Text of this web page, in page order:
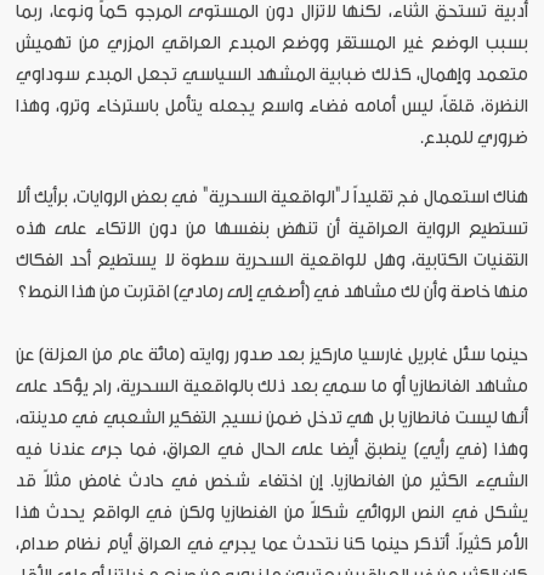
أدبية تستحق الثناء، لكنها لاتزال دون المستوى المرجو كمّاً ونوعا، ربما
بسبب الوضع غير المستقر ووضع المبدع العراقي المزري من تهميش
متعمد وإهمال، كذلك ضبابية المشهد السياسي تجعل المبدع سوداوي
النظرة، قلقاً، ليس أمامه فضاء واسع يجعله يتأمل باسترخاء وترو، وهذا
ضروري للمبدع.
هناك استعمال فج تقليداً لـ"الواقعية السحرية" في بعض الروايات، برأيك ألا
تستطيع الرواية العراقية أن تنهض بنفسها من دون الاتكاء على هذه
التقنيات الكتابية، وهل للواقعية السحرية سطوة لا يستطيع أحد الفكاك
منها خاصة وأن لك مشاهد في (أصغي إلى رمادي) اقتربت من هذا النمط؟
حينما سئل غابريل غارسيا ماركيز بعد صدور روايته (مائة عام من العزلة) عن
مشاهد الفانطازيا أو ما سمي بعد ذلك بالواقعية السحرية، راح يؤكد على
أنها ليست فانطازيا بل هي تدخل ضمن نسيج التفكير الشعبي في مدينته،
وهذا (في رأيي) ينطبق أيضا على الحال في العراق، فما جرى عندنا فيه
الشيء الكثير من الفانطازيا. إن اختفاء شخص في حادث غامض مثلاً قد
يشكل في النص الروائي شكلاً من الفنطازيا ولكن في الواقع يحدث هذا
الأمر كثيراً. أتذكر حينما كنا نتحدث عما يجري في العراق أيام نظام صدام،